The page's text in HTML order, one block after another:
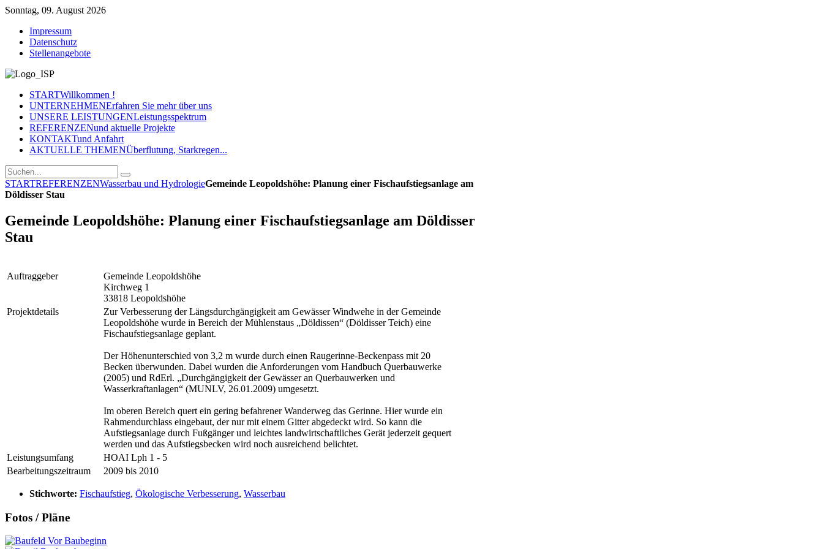
Sonntag, 09. August 2026
Impressum
Datenschutz
Stellenangebote
STARTWillkommen !
UNTERNEHMENErfahren Sie mehr über uns
UNSERE LEISTUNGENLeistungsspektrum
REFERENZENund aktuelle Projekte
KONTAKTund Anfahrt
AKTUELLE THEMENÜberflutung, Starkregen...
STARTREFERENZENWasserbau und HydrologieGemeinde Leopoldshöhe: Planung einer Fischaufstiegsanlage am
Döldisser Stau
Gemeinde Leopoldshöhe: Planung einer Fischaufstiegsanlage am Döldisser
Stau
Auftraggeber
Gemeinde Leopoldshöhe
Kirchweg 1
33818 Leopoldshöhe
Projektdetails
Zur Verbesserung der Längsdurchgängigkeit am Gewässer Windwehe in der Gemeinde
Leopoldshöhe wurde in Bereich der Mühlenstaus „Döldissen“ (Döldisser Teich) eine
Fischaufstiegsanlage geplant.
Der Höhenunterschied von 3,2 m wurde durch einen Raugerinne-Beckenpass mit 20
Becken überwunden. Dabei wurden die Anforderungen vom Handbuch Querbauwerke
(2005) und RdErl. „Durchgängigkeit der Gewässer an Querbauwerken und
Wasserkraftanlagen“ (MUNLV, 26.01.2009) umgesetzt.
Im oberen Bereich quert ein gering befahrener Wanderweg das Gerinne. Hier wurde ein
Rahmendurchlass eingebaut, der nur mit einem Gitter abgedeckt wird. So kann die
Aufstiegsanlage durch Fußgänger und leichtes landwirtschaftliches Gerät jederzeit gequert
werden und das Aufstiegsbecken wird noch ausreichend belichtet.
Leistungsumfang
HOAI Lph 1 - 5
Bearbeitungszeitraum
2009 bis 2010
Stichworte: Fischaufstieg, Ökologische Verbesserung, Wasserbau
Fotos / Pläne